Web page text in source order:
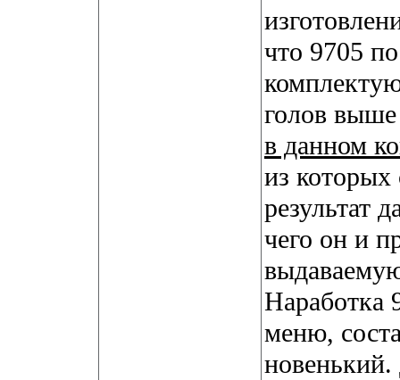
что 9705
голов
в данном
из
результат
чего он и
Наработка
меню,
новенький.